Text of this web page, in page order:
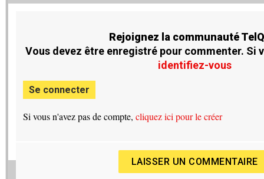
Rejoignez la communauté
Vous devez être enregistré pour commenter. Si
identifiez-vous
Se connecter
Si vous n'avez pas de compte, cliquez ici pour le créer
LAISSER UN COMMENTAIRE